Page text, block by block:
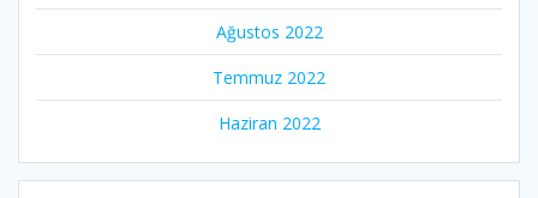
Ağustos 2022
Temmuz 2022
Haziran 2022